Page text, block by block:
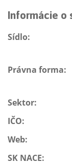
Informácie o
Sídlo:
Právna forma:
Sektor:
IČO:
Web:
SK NACE: